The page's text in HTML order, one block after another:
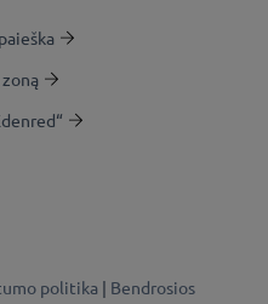
politika | Bendrosios